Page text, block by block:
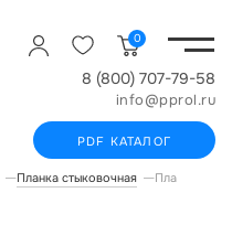
0
8 (800) 707-79-58
info@pprol.ru
PDF КАТАЛОГ
Планка стыковочная Планка